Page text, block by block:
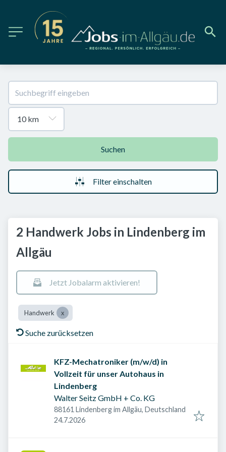
Suchen
Filter einschalten
2 Handwerk Jobs in Lindenberg im
Allgäu
Jetzt Jobalarm aktivieren!
Handwerk
Suche zurücksetzen
KFZ-Mechatroniker (m/w/d) in
Vollzeit für unser Autohaus in
Lindenberg
Walter Seitz GmbH + Co. KG
88161 Lindenberg im Allgäu, Deutschland
Veröffentlicht am
24.7.2026